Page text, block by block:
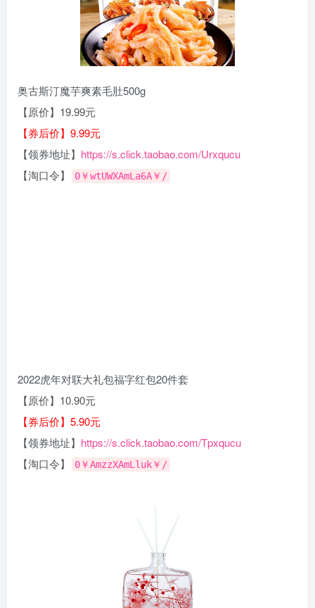
奥古斯汀魔芋爽素毛肚500g
【原价】19.99元
【券后价】9.99元
【领券地址】 https://s.click.taobao.com/Urxqucu
【淘口令】
0￥wtUWXAmLa6A￥/
2022虎年对联大礼包福字红包20件套
【原价】10.90元
【券后价】5.90元
【领券地址】 https://s.click.taobao.com/Tpxqucu
【淘口令】
0￥AmzzXAmLluk￥/